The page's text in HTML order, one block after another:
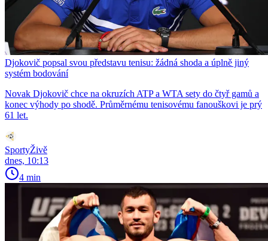
Djokovič popsal svou představu tenisu: žádná shoda a úplně jiný
systém bodování
Novak Djokovič chce na okruzích ATP a WTA sety do čtyř gamů a
konec výhody po shodě. Průměrnému tenisovému fanouškovi je prý
61 let.
SportyŽivě
dnes, 10:13
4 min